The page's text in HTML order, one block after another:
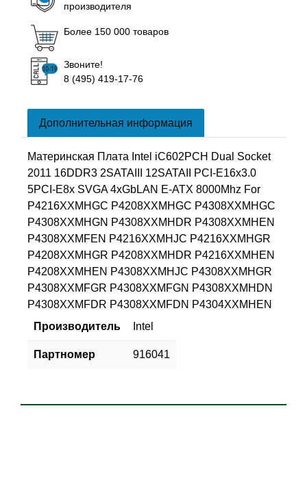
производителя
Более 150 000 товаров
Звоните!
8 (495) 419-17-76
Дополнительная информация
Материнская Плата Intel iC602PCH Dual Socket
2011 16DDR3 2SATAIII 12SATAII PCI-E16x3.0
5PCI-E8x SVGA 4xGbLAN E-ATX 8000Mhz For
P4216XXMHGC P4208XXMHGC P4308XXMHGC
P4308XXMHGN P4308XXMHDR P4308XXMHEN
P4308XXMFEN P4216XXMHJC P4216XXMHGR
P4208XXMHGR P4208XXMHDR P4216XXMHEN
P4208XXMHEN P4308XXMHJC P4308XXMHGR
P4308XXMFGR P4308XXMFGN P4308XXMHDN
P4308XXMFDR P4308XXMFDN P4304XXMHEN
Производитель
Intel
Партномер 916041